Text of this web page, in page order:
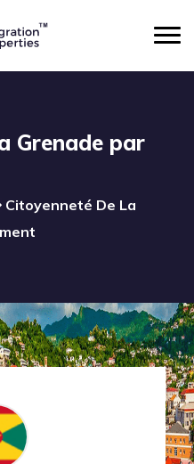
Grenade par
Citoyenneté De La